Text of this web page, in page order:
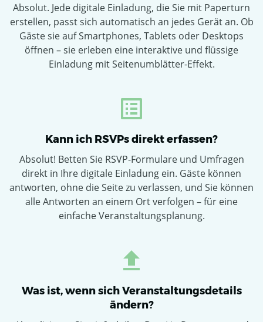
Absolut. Jede digitale Einladung, die Sie mit Paperturn
erstellen, passt sich automatisch an jedes Gerät an. Ob
Gäste sie auf Smartphones, Tablets oder Desktops
öffnen – sie erleben eine interaktive und flüssige
Einladung mit Seitenumblätter-Effekt.
Kann ich RSVPs direkt erfassen?
Absolut! Betten Sie RSVP-Formulare und Umfragen
direkt in Ihre digitale Einladung ein. Gäste können
antworten, ohne die Seite zu verlassen, und Sie können
alle Antworten an einem Ort verfolgen – für eine
einfache Veranstaltungsplanung.
Was ist, wenn sich Veranstaltungsdetails
ändern?